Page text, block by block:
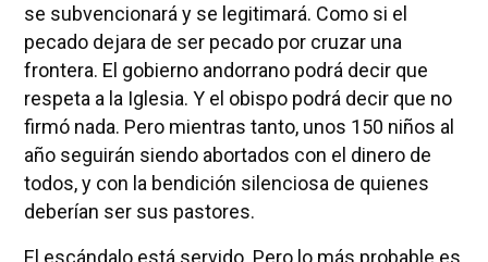
se subvencionará y se legitimará. Como si el
pecado dejara de ser pecado por cruzar una
frontera. El gobierno andorrano podrá decir que
respeta a la Iglesia. Y el obispo podrá decir que no
firmó nada. Pero mientras tanto, unos 150 niños al
año seguirán siendo abortados con el dinero de
todos, y con la bendición silenciosa de quienes
deberían ser sus pastores.
El escándalo está servido. Pero lo más probable es